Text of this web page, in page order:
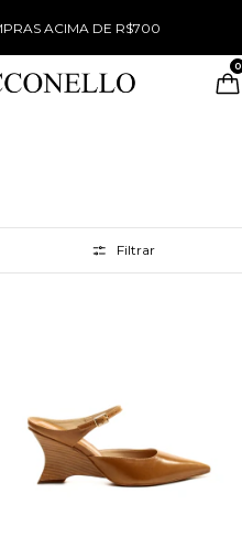
COM 50% OFF
0
Filtrar